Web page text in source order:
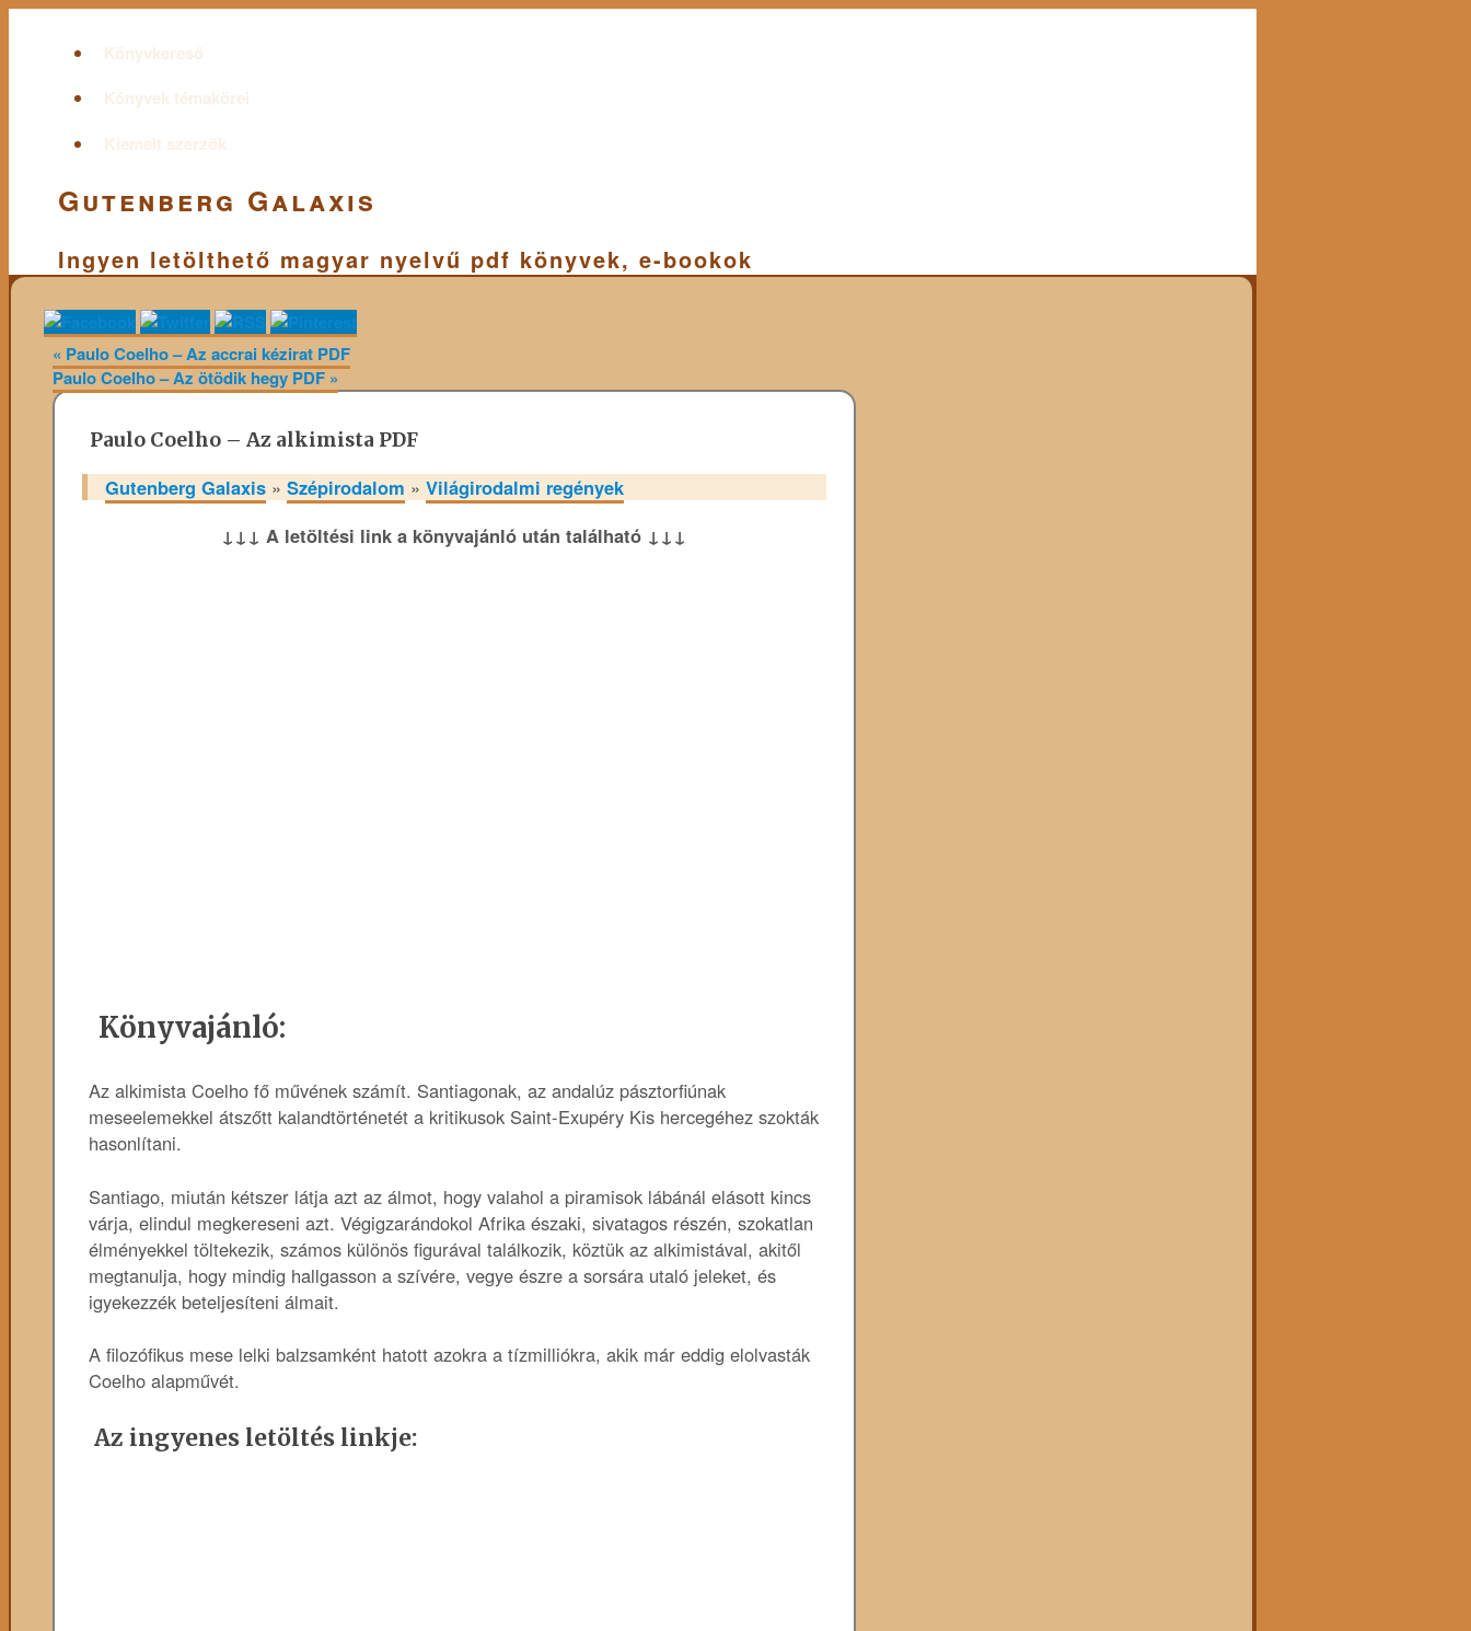
Könyvkereső
Könyvek témakörei
Kiemelt szerzők
Gutenberg Galaxis
Ingyen letölthető magyar nyelvű pdf könyvek, e-bookok
« Paulo Coelho – Az accrai kézirat PDF
Paulo Coelho – Az ötödik hegy PDF »
Paulo Coelho – Az alkimista PDF
Gutenberg Galaxis » Szépirodalom » Világirodalmi regények
↓↓↓ A letöltési link a könyvajánló után található ↓↓↓
Könyvajánló:
Az alkimista Coelho fő művének számít. Santiagonak, az andalúz pásztorfiúnak
meseelemekkel átszőtt kalandtörténetét a kritikusok Saint-Exupéry Kis hercegéhez szokták
hasonlítani.
Santiago, miután kétszer látja azt az álmot, hogy valahol a piramisok lábánál elásott kincs
várja, elindul megkereseni azt. Végigzarándokol Afrika északi, sivatagos részén, szokatlan
élményekkel töltekezik, számos különös figurával találkozik, köztük az alkimistával, akitől
megtanulja, hogy mindig hallgasson a szívére, vegye észre a sorsára utaló jeleket, és
igyekezzék beteljesíteni álmait.
A filozófikus mese lelki balzsamként hatott azokra a tízmilliókra, akik már eddig elolvasták
Coelho alapművét.
Az ingyenes letöltés linkje: